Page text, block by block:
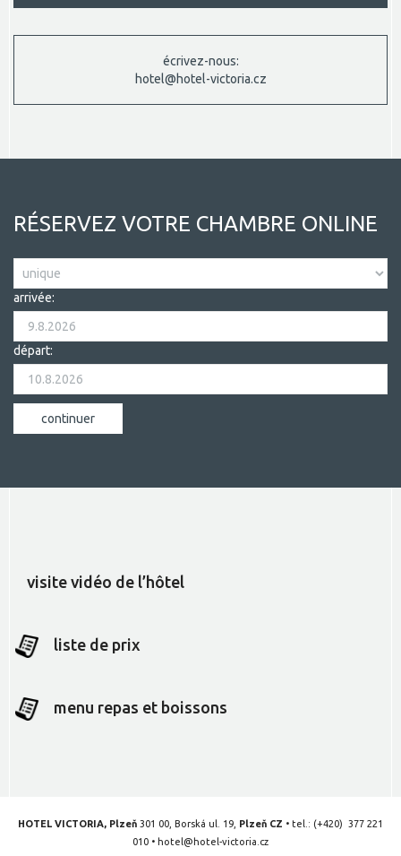
écrivez-nous:
hotel@hotel-victoria.cz
RÉSERVEZ VOTRE CHAMBRE ONLINE
arrivée:
départ:
visite vidéo de l’hôtel
liste de prix
menu repas et boissons
HOTEL VICTORIA, Plzeň 301 00, Borská ul. 19, Plzeň CZ • tel.: (+420) 377 221
010 • hotel@hotel-victoria.cz